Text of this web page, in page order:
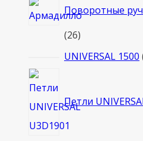
Поворотные
2626
товаров
UNIVERSAL 1500
Петли